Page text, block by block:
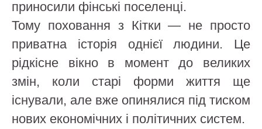
приносили фінські поселенці.
Тому поховання з Кітки — не просто
приватна історія однієї людини. Це
рідкісне вікно в момент до великих
змін, коли старі форми життя ще
існували, але вже опинялися під тиском
нових економічних і політичних систем.